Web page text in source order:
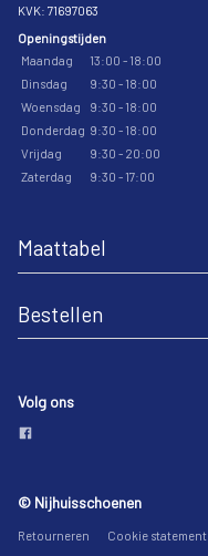
KVK: 71697063
Openingstijden
Maandag
13:00 - 18:00
Dinsdag
9:30 - 18:00
Woensdag
9:30 - 18:00
Donderdag 9:30 - 18:00
Vrijdag
9:30 - 20:00
Zaterdag
9:30 - 17:00
Maattabel
Bestellen
Volg ons
© Nijhuisschoenen
Retourneren Cookie statement